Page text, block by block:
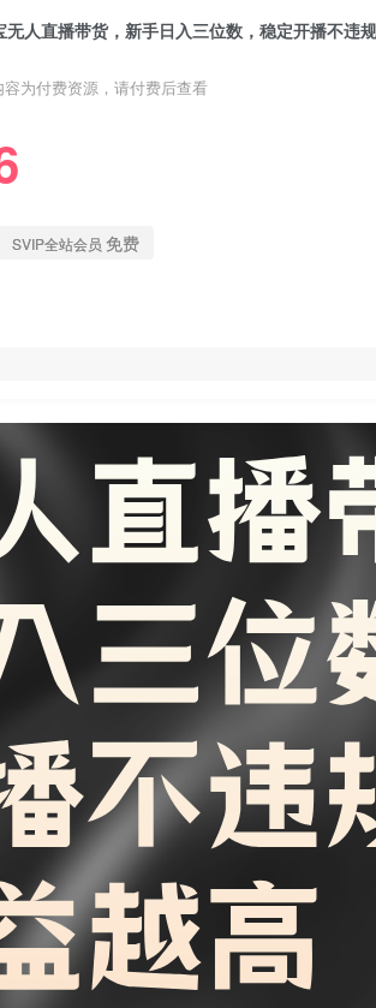
无人直播带货，新手日入三位数，稳定开播不违
容为付费资源，请付费后查看
SVIP全站会员 免费